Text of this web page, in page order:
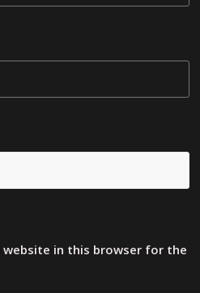
website in this browser for the